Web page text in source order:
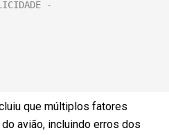
que múltiplos fatores
avião, incluindo erros dos